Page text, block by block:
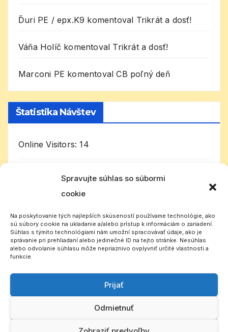
Spravujte súhlas so súbormi
cookie
Na poskytovanie tých najlepších skúseností používame technológie, ako
sú súbory cookie na ukladanie a/alebo prístup k informáciám o zariadení.
Súhlas s týmito technológiami nám umožní spracovávať údaje, ako je
správanie pri prehliadaní alebo jedinečné ID na tejto stránke. Nesúhlas
alebo odvolanie súhlasu môže nepriaznivo ovplyvniť určité vlastnosti a
funkcie.
Prijať
Odmietnuť
Ďuri PE / epx.K9 komentoval Trikrát a dosť!
Váňa Holíč komentoval Trikrát a dosť!
Marconi PE komentovalCB poľný deň
Štatistika Návštev
Online Visitors:14
Today's Visitors:2 594
Slovenský CB rádioklub